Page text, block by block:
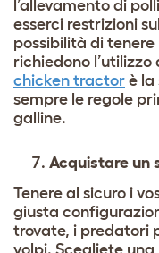
l’allevamento di
esserci restrizioni
possibilità di
richiedono
chicken tractor è la
sempre le regole
galline.
Acquistare un
Tenere al sicuro i
giusta
trovate, i predatori